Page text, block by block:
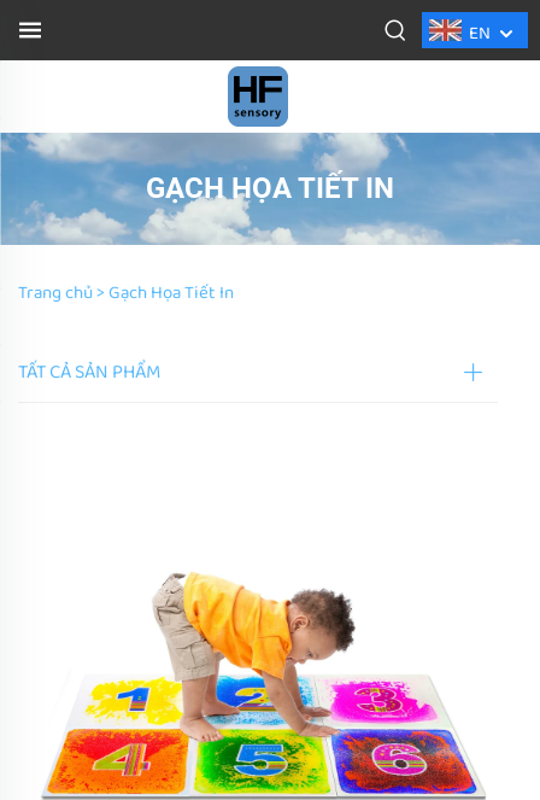
EN
GẠCH HỌA TIẾT IN
Trang chủ >Gạch Họa Tiết In
TẤT CẢ SẢN PHẨM